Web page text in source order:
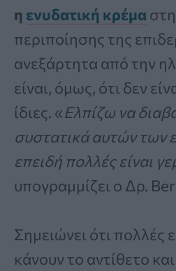
η ενυδατική κρέμα
περιποίησης της
ανεξάρτητα από την
είναι, όμως, ότι δεν
ίδιες. «Ελπίζω να
συστατικά αυτών των
επειδή πολλές είναι
υπογραμμίζει ο Δρ.
Σημειώνει ότι πολλές
κάνουν το αντίθετο και